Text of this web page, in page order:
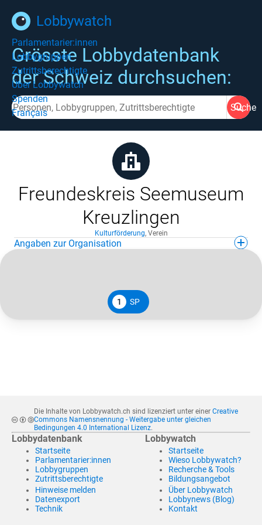
Lobbywatch
Parlamentarier:innen
Lobbygruppen
Zutrittsberechtigte
Über Lobbywatch
Spenden
Français
Grösste Lobbydatenbank
der Schweiz durchsuchen:
Suche
Freundeskreis Seemuseum
Kreuzlingen
Kulturförderung, Verein
Angaben zur Organisation
1 SP
Die Inhalte von Lobbywatch.ch sind lizenziert unter einer Creative
Commons Namensnennung - Weitergabe unter gleichen
Bedingungen 4.0 International Lizenz.
Lobbydatenbank
Startseite
Parlamentarier:innen
Lobbygruppen
Zutrittsberechtigte
Hinweise melden
Datenexport
Technik
Lobbywatch
Startseite
Wieso Lobbywatch?
Recherche & Tools
Bildungsangebot
Über Lobbywatch
Lobbynews (Blog)
Kontakt